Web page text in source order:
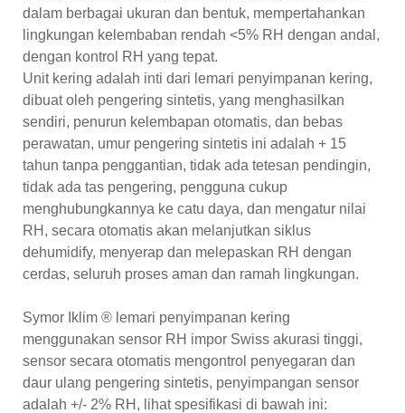
dalam berbagai ukuran dan bentuk, mempertahankan
lingkungan kelembaban rendah <5% RH dengan andal,
dengan kontrol RH yang tepat.
Unit kering adalah inti dari lemari penyimpanan kering,
dibuat oleh pengering sintetis, yang menghasilkan
sendiri, penurun kelembapan otomatis, dan bebas
perawatan, umur pengering sintetis ini adalah + 15
tahun tanpa penggantian, tidak ada tetesan pendingin,
tidak ada tas pengering, pengguna cukup
menghubungkannya ke catu daya, dan mengatur nilai
RH, secara otomatis akan melanjutkan siklus
dehumidify, menyerap dan melepaskan RH dengan
cerdas, seluruh proses aman dan ramah lingkungan.
Symor Iklim ® lemari penyimpanan kering
menggunakan sensor RH impor Swiss akurasi tinggi,
sensor secara otomatis mengontrol penyegaran dan
daur ulang pengering sintetis, penyimpangan sensor
adalah +/- 2% RH, lihat spesifikasi di bawah ini: